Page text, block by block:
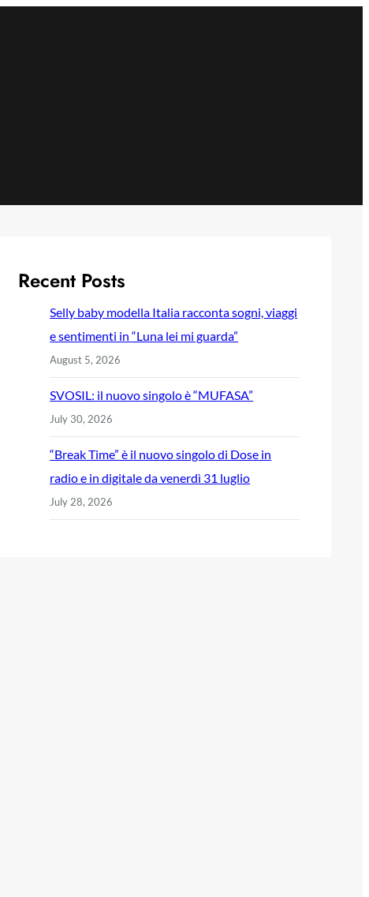
Recent Posts
Selly baby modella Italia racconta sogni, viaggi
e sentimenti in “Luna lei mi guarda”
August 5, 2026
SVOSIL: il nuovo singolo è “MUFASA”
July 30, 2026
“Break Time” è il nuovo singolo di Dose in
radio e in digitale da venerdì 31 luglio
July 28, 2026